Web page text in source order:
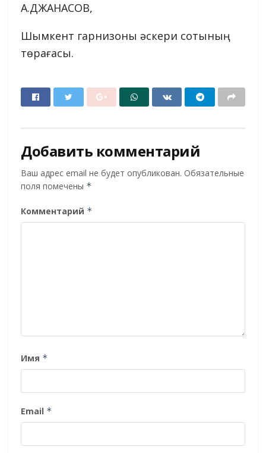
А.ДЖАНАСОВ,
Шымкент гарнизоны әскери сотының
төрағасы.
Добавить комментарий
Ваш адрес email не будет опубликован. Обязательные
поля помечены *
Комментарий *
Имя *
Email *